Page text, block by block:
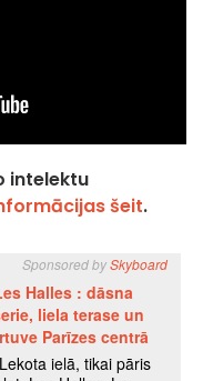
intelektu
šeit.